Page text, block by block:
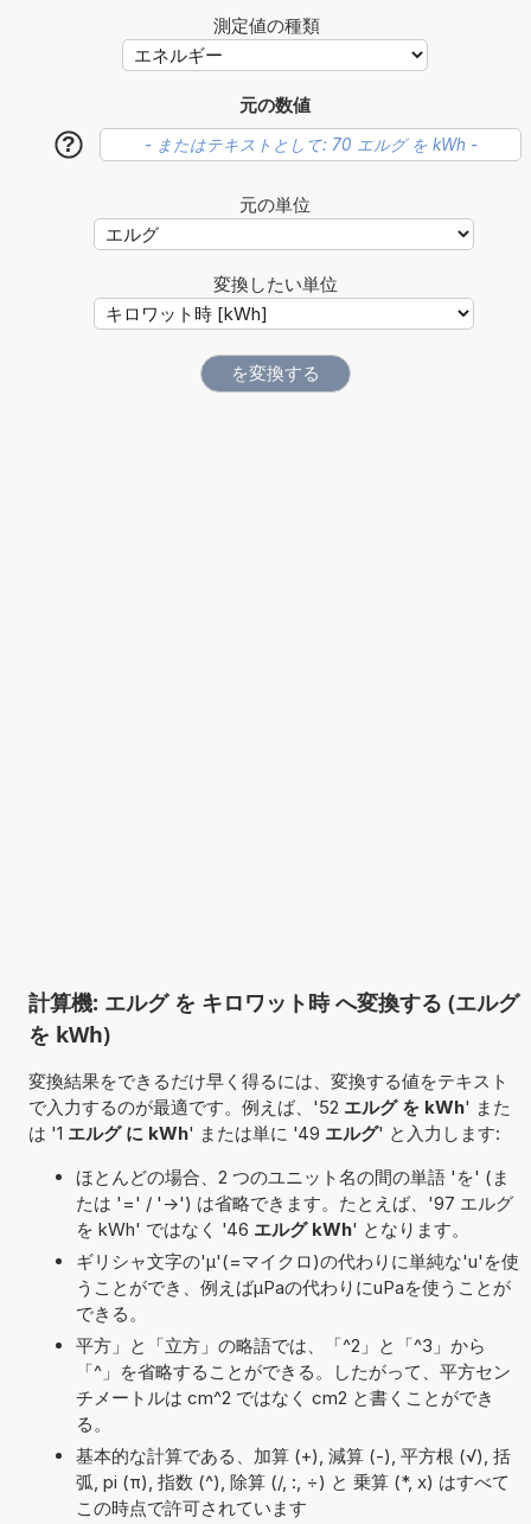
測定値の種類
元の数値
?
元の単位
変換したい単位
計算機: エルグ を キロワット時 へ変換する (エルグ
を kWh)
変換結果をできるだけ早く得るには、変換する値をテキスト
で入力するのが最適です。例えば、'52 エルグ を kWh' また
は '1 エルグ に kWh' または単に '49 エルグ' と入力します:
ほとんどの場合、2 つのユニット名の間の単語 'を' (ま
たは '=' / '->') は省略できます。たとえば、'97 エルグ
を kWh' ではなく '46 エルグ kWh' となります。
ギリシャ文字の'μ'(=マイクロ)の代わりに単純な'u'を使
うことができ、例えばµPaの代わりにuPaを使うことが
できる。
平方」と「立方」の略語では、「^2」と「^3」から
「^」を省略することができる。したがって、平方セン
チメートルは cm^2 ではなく cm2 と書くことができ
る。
基本的な計算である、加算 (+), 減算 (-), 平方根 (√), 括
弧, pi (π), 指数 (^), 除算 (/, :, ÷) と 乗算 (*, x) はすべて
この時点で許可されています